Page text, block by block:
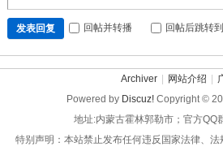
发表回复 回帖并转播 回帖后跳转
Archiver 网站介绍
Powered by Discuz! Copyright ©
地址:内蒙古霍林郭勒市；官方QQ
特别声明：本站禁止发布任何违反国家法律、